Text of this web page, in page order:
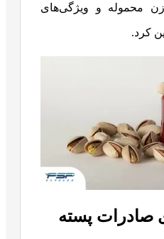
محموله و ویژگی‌های
کرد.
صادرات پسته